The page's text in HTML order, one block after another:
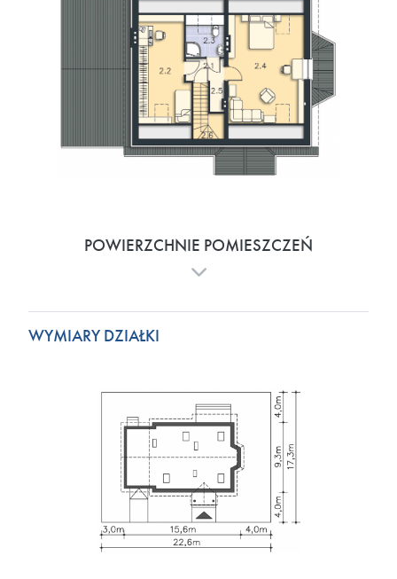
POWIERZCHNIE POMIESZCZEŃ
WYMIARY DZIAŁKI